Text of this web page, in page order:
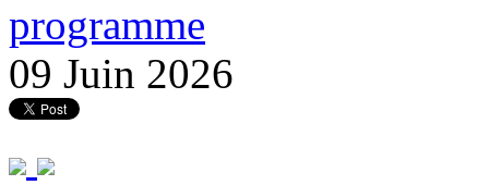
programme
09 Juin 2026